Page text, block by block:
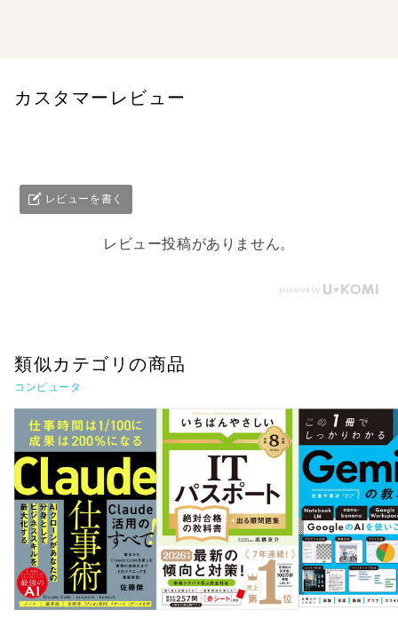
カスタマーレビュー
レビューを書く
レビュー投稿がありません。
類似カテゴリの商品
コンピュータ